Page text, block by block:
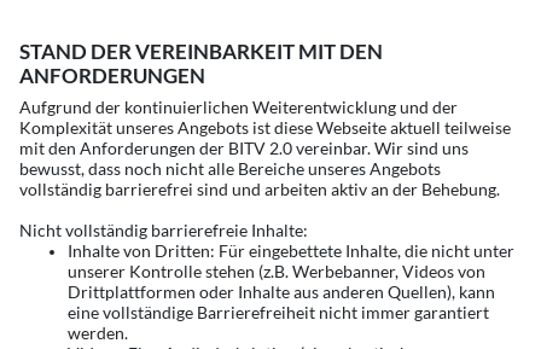
STAND DER VEREINBARKEIT MIT DEN
ANFORDERUNGEN
Aufgrund der kontinuierlichen Weiterentwicklung und der
Komplexität unseres Angebots ist diese Webseite aktuell teilweise
mit den Anforderungen der BITV 2.0 vereinbar. Wir sind uns
bewusst, dass noch nicht alle Bereiche unseres Angebots
vollständig barrierefrei sind und arbeiten aktiv an der Behebung.
Nicht vollständig barrierefreie Inhalte:
Inhalte von Dritten: Für eingebettete Inhalte, die nicht unter
unserer Kontrolle stehen (z.B. Werbebanner, Videos von
Drittplattformen oder Inhalte aus anderen Quellen), kann
eine vollständige Barrierefreiheit nicht immer garantiert
werden.